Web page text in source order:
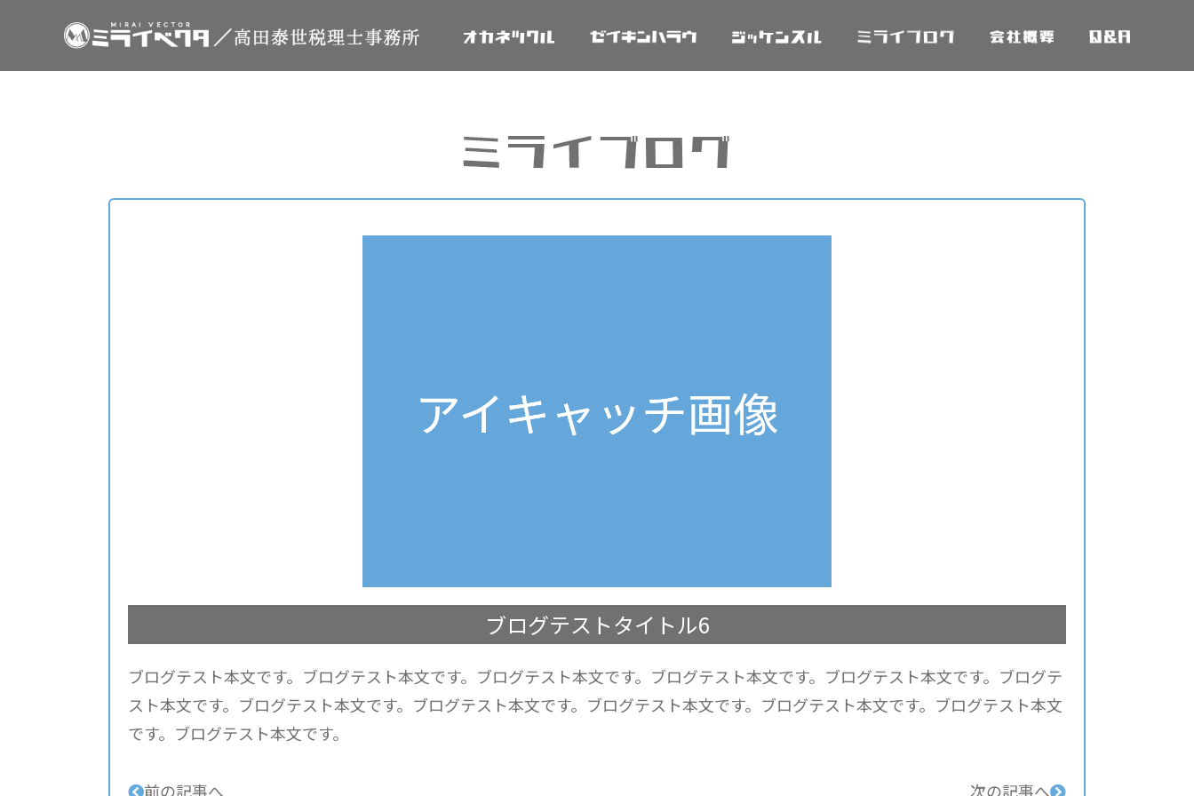
ブログテストタイトル6
ブログテスト本文です。ブログテスト本文です。ブログテスト本文です。ブログテスト本文です。ブログテスト本文です。ブログテ
スト本文です。ブログテスト本文です。ブログテスト本文です。ブログテスト本文です。ブログテスト本文です。ブログテスト本文
です。ブログテスト本文です。
前の記事へ 次の記事へ